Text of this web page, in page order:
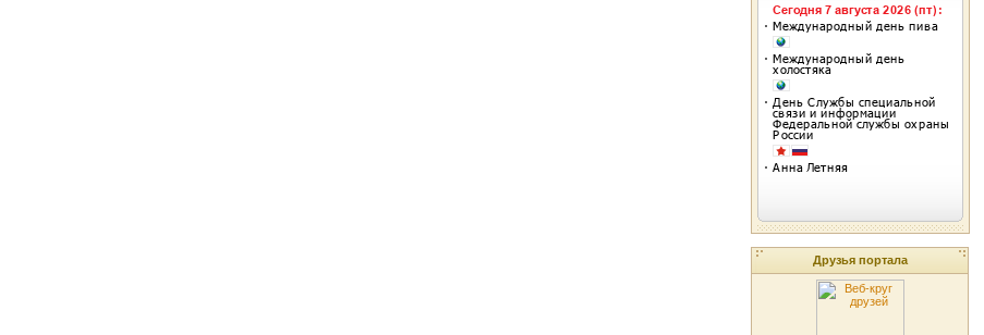
Друзья портала